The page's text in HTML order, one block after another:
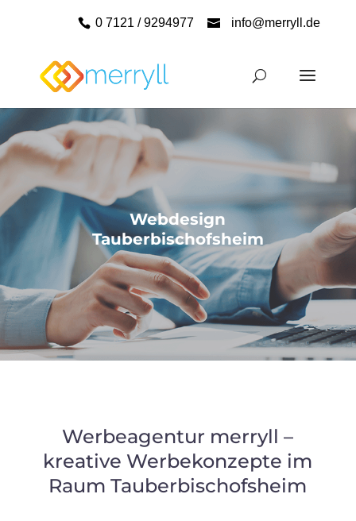
0 7121 / 9294977 info@merryll.de
Webdesign
Tauberbischofsheim
Werbeagentur merryll –
kreative Werbekonzepte im
Raum Tauberbischofsheim